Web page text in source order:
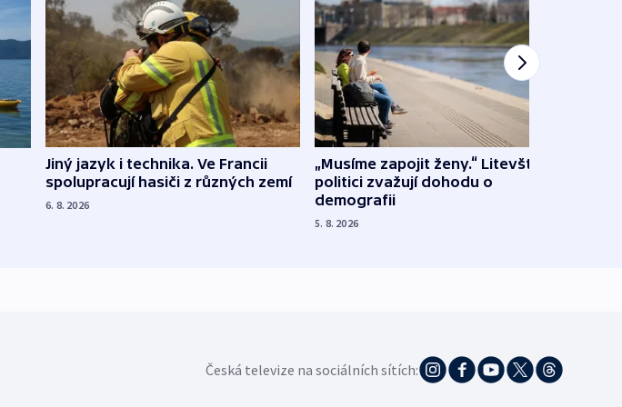
Jiný jazyk i technika. Ve Francii
spolupracují hasiči z různých zemí
6. 8. 2026
„Musíme zapojit ženy.“ Litevští
politici zvažují dohodu o
demografii
5. 8. 2026
Česká televize na sociálních sítích: